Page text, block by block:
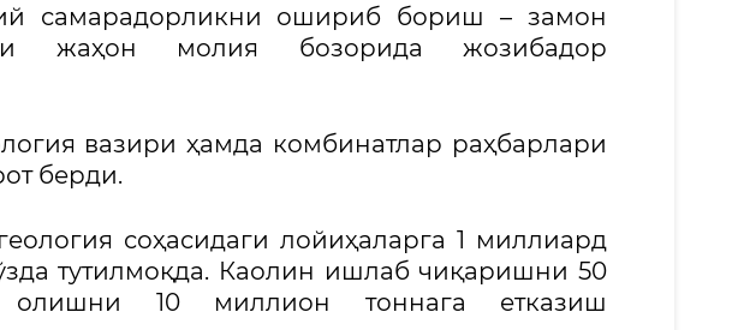
самарадорликни ошириб бориш – замон
жаҳон молия бозорида жозибадор
вазири ҳамда комбинатлар раҳбарлари
берди.
соҳасидаги лойиҳаларга 1 миллиард
тутилмоқда. Каолин ишлаб чиқаришни 50
10 миллион тоннага етказиш